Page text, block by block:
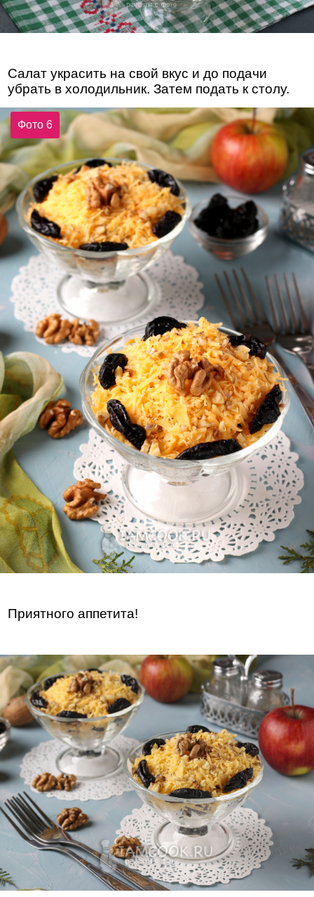
Салат украсить на свой вкус и до подачи
убрать в холодильник. Затем подать к столу.
Фото 6
Приятного аппетита!